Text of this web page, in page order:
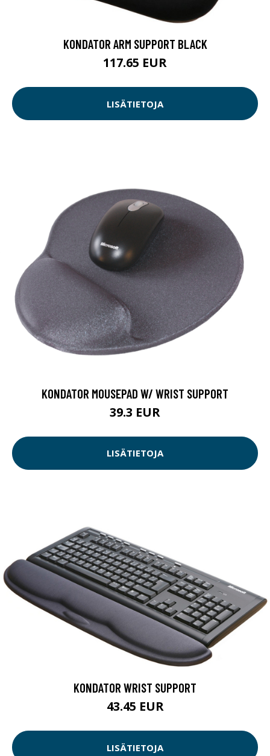
KONDATOR ARM SUPPORT BLACK
117.65 EUR
LISÄTIETOJA
KONDATOR MOUSEPAD W/ WRIST SUPPORT
39.3 EUR
LISÄTIETOJA
KONDATOR WRIST SUPPORT
43.45 EUR
LISÄTIETOJA